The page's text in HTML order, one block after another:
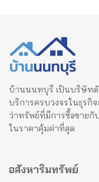
บ้านนนทบุรี เป็นบริษัทตั
บริการครบวงจรในธุรกิ
ว่าทรัพย์ที่มีการซื้อขาย
ในราคาคุ้มค่าที่สุด
อสังหาริมทรัพย์